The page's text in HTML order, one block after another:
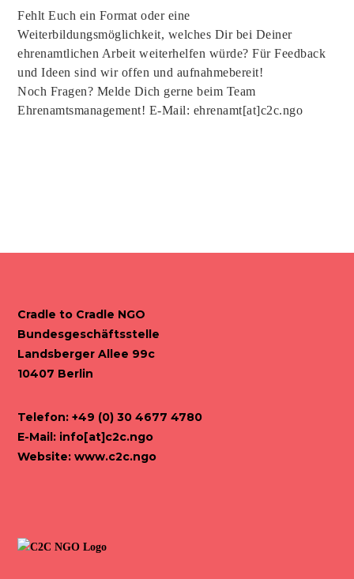
Fehlt Euch ein Format oder eine
Weiterbildungsmöglichkeit, welches Dir bei Deiner
ehrenamtlichen Arbeit weiterhelfen würde? Für Feedback
und Ideen sind wir offen und aufnahmebereit!
Noch Fragen? Melde Dich gerne beim Team
Ehrenamtsmanagement! E-Mail: ehrenamt[at]c2c.ngo
Cradle to Cradle NGO
Bundesgeschäftsstelle
Landsberger Allee 99c
10407 Berlin
Telefon: +49 (0) 30 4677 4780
E-Mail: info[at]c2c.ngo
Website:www.c2c.ngo